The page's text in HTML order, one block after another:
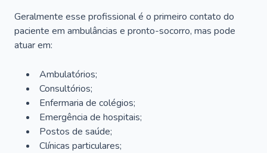
Geralmente esse profissional é o primeiro contato do
paciente em ambulâncias e pronto-socorro, mas pode
atuar em:
Ambulatórios;
Consultórios;
Enfermaria de colégios;
Emergência de hospitais;
Postos de saúde;
Clínicas particulares;